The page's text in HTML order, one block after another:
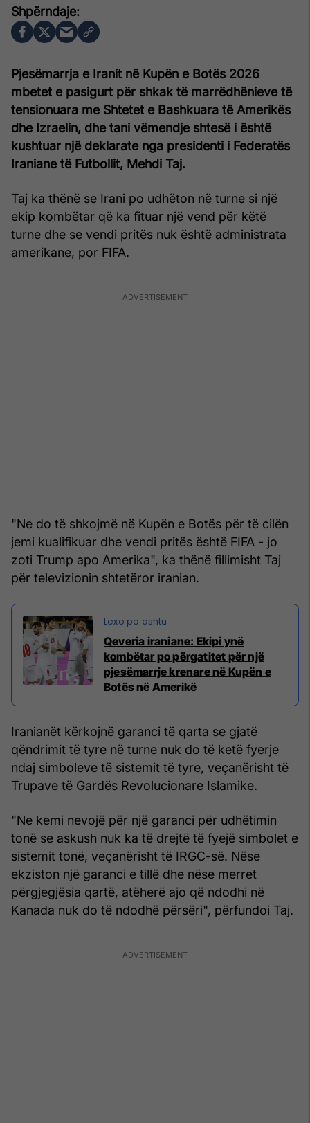
Pjesëmarrja e Iranit në Kupën e Botës 2026
mbetet e pasigurt për shkak të marrëdhënieve të
tensionuara me Shtetet e Bashkuara të Amerikës
dhe Izraelin, dhe tani vëmendje shtesë i është
kushtuar një deklarate nga presidenti i Federatës
Iraniane të Futbollit, Mehdi Taj.
Taj ka thënë se Irani po udhëton në turne si një
ekip kombëtar që ka fituar një vend për këtë
turne dhe se vendi pritës nuk është administrata
amerikane, por FIFA.
"Ne do të shkojmë në Kupën e Botës për të cilën
jemi kualifikuar dhe vendi pritës është FIFA - jo
zoti Trump apo Amerika", ka thënë fillimisht Taj
për televizionin shtetëror iranian.
Qeveria iraniane: Ekipi ynë
kombëtar po përgatitet për një
pjesëmarrje krenare në Kupën e
Botës në Amerikë
Iranianët kërkojnë garanci të qarta se gjatë
qëndrimit të tyre në turne nuk do të ketë fyerje
ndaj simboleve të sistemit të tyre, veçanërisht të
Trupave të Gardës Revolucionare Islamike.
"Ne kemi nevojë për një garanci për udhëtimin
tonë se askush nuk ka të drejtë të fyejë simbolet e
sistemit tonë, veçanërisht të IRGC-së. Nëse
ekziston një garanci e tillë dhe nëse merret
përgjegjësia qartë, atëherë ajo që ndodhi në
Kanada nuk do të ndodhë përsëri", përfundoi Taj.